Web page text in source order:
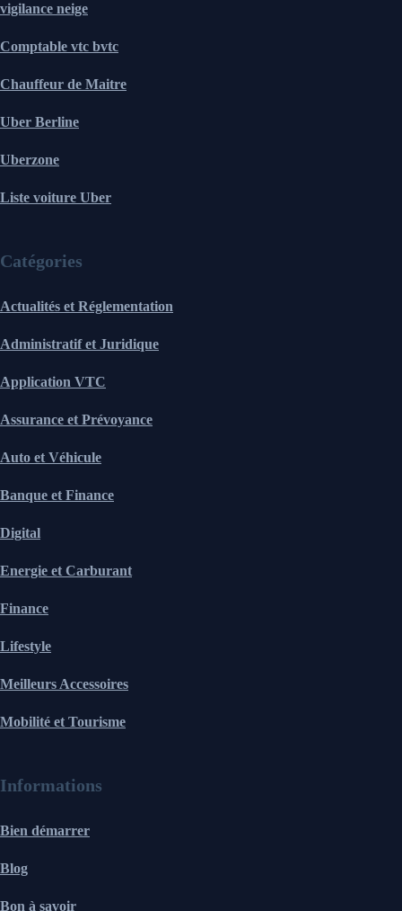
vigilance neige
Comptable vtc bvtc
Chauffeur de Maitre
Uber Berline
Uberzone
Liste voiture Uber
Catégories
Actualités et Réglementation
Administratif et Juridique
Application VTC
Assurance et Prévoyance
Auto et Véhicule
Banque et Finance
Digital
Energie et Carburant
Finance
Lifestyle
Meilleurs Accessoires
Mobilité et Tourisme
Informations
Bien démarrer
Blog
Bon à savoir